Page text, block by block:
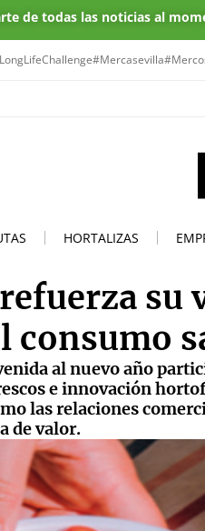
de todas las noticias al
#Mercasevilla
HORTALIZAS
consumo
al nuevo año
e innovación
las relaciones
de valor.